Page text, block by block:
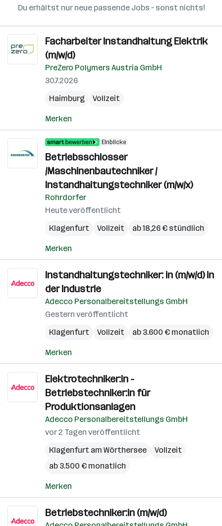
Du erhältst nur neue passende Jobs – sonst nichts!
Facharbeiter Instandhaltung Elektrik
(m/w/d)
PreZero Polymers Austria GmbH
30.7.2026
Haimburg
Vollzeit
Merken
Einblicke
Betriebsschlosser
/Maschinenbautechniker /
Instandhaltungstechniker (m/w/x)
Rohrdorfer
Heute veröffentlicht
Klagenfurt
Vollzeit ab 18,26 € stündlich
Merken
Instandhaltungstechniker: in (m/w/d) in
der Industrie
Adecco Personalbereitstellungs GmbH
Gestern veröffentlicht
Klagenfurt
Vollzeit ab 3.600 € monatlich
Merken
Elektrotechniker:in -
Betriebstechniker:in für
Produktionsanlagen
Adecco Personalbereitstellungs GmbH
vor 2 Tagen veröffentlicht
Klagenfurt am Wörthersee
Vollzeit
ab 3.500 € monatlich
Merken
Betriebstechniker:in (m/w/d)